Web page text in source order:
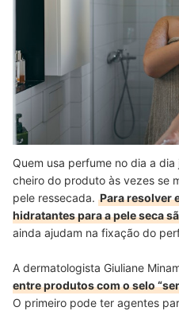
Quem usa perfume no dia a
cheiro do produto às vezes se
pele ressecada. Para resolver
hidratantes para a pele seca
ainda ajudam na fixação do
A dermatologista Giuliane
entre produtos com o selo
O primeiro pode ter agentes